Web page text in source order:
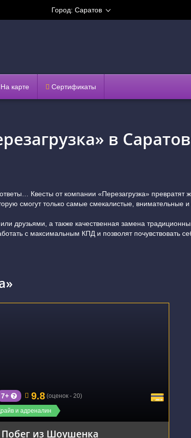
Город: Саратов
На карте Сертификаты
в
Квесты от компании «Перезагрузка» превратят
смогут только самые смекалистые, внимательные
друзьями, а также качественная замена
с максимальным КПД и позволят почувствовать
и адреналин
7+ 9.8 (оценок - 20)
Побег из Шоушенка